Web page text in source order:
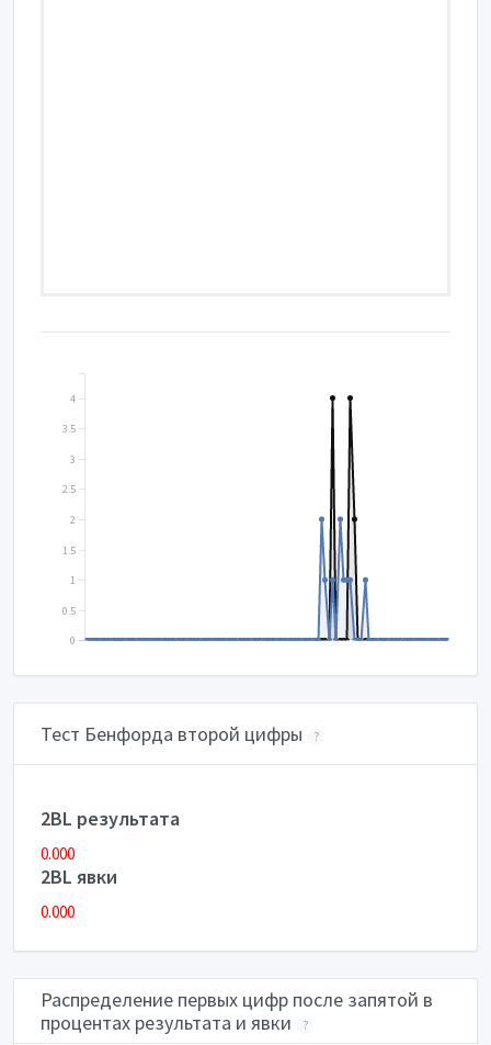
0
0.5
1
1.5
2
2.5
3
3.5
4
Тест Бенфорда второй цифры ?
2BL результата
0.000
2BL явки
0.000
Распределение первых цифр после запятой в
процентах результата и явки
?